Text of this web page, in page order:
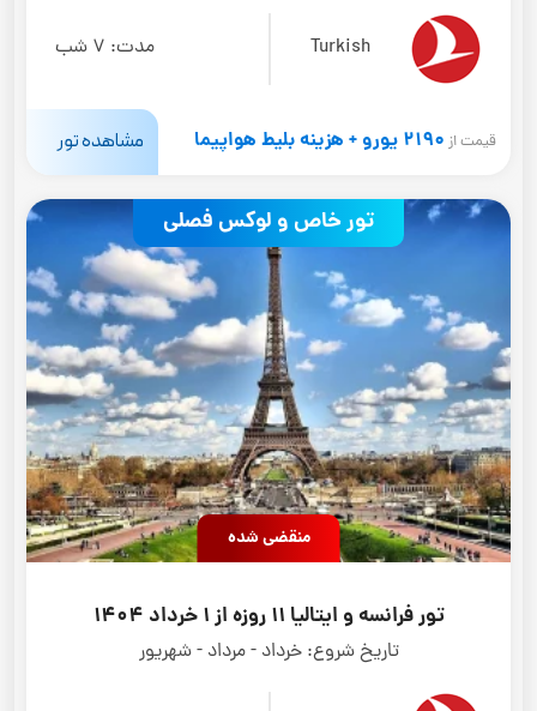
Turkish مدت: 7 شب
قیمت از 2190 یورو + هزینه بلیط هواپیما مشاهده تور
تور خاص و لوکس فصلی
منقضی شده
تور فرانسه و ایتالیا 11 روزه از 1 خرداد 1404
تاریخ شروع: خرداد - مرداد - شهریور